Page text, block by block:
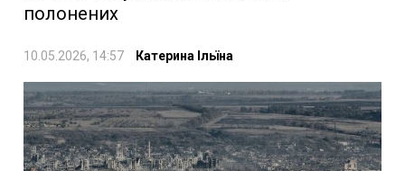
полонених
10.05.2026, 14:57 Катерина Ільїна